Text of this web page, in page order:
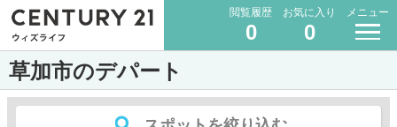
閲覧履歴
0
お気に入り
0
メニュー
草加市のデパート